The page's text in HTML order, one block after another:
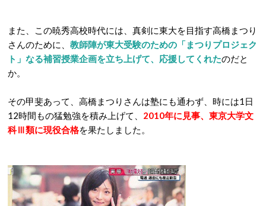
また、この暁秀高校時代には、真剣に東大を目指す高橋まつり
さんのために、 教師陣が東大受験のための「まつりプロジェク
ト」なる補習授業企画を立ち上げて、応援してくれたのだと
か。
その甲斐あって、高橋まつりさんは塾にも通わず、時には1日
12時間もの猛勉強を積み上げて、 2010年に見事、東京大学文
科Ⅲ類に現役合格を果たしました。